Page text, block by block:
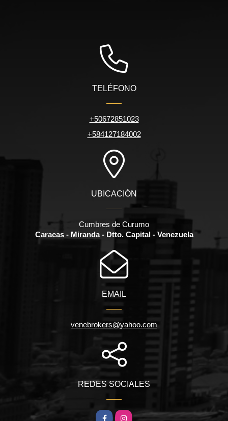
TELÉFONO
+50672851023
+584127184002
UBICACIÓN
Cumbres de Curumo
Caracas - Miranda - Dtto. Capital - Venezuela
EMAIL
venebrokers@yahoo.com
REDES SOCIALES
FacebookInstagram